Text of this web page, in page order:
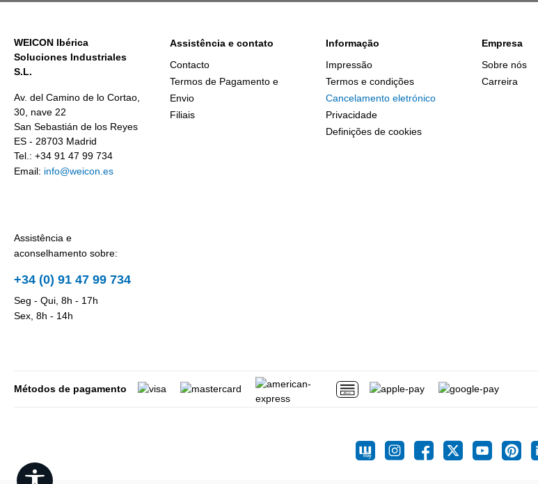
WEICON Ibérica
Soluciones Industriales
S.L.
Av. del Camino de lo Cortao,
30, nave 22
San Sebastián de los Reyes
ES - 28703 Madrid
Tel.: +34 91 47 99 734
Email: info@weicon.es
Assistência e
aconselhamento sobre:
+34 (0) 91 47 99 734
Seg - Qui, 8h - 17h
Sex, 8h - 14h
Assistência e contato
Contacto
Termos de Pagamento e
Envio
Filiais
Informação
Impressão
Termos e condições
Cancelamento eletrónico
Privacidade
Definições de cookies
Empresa
Sobre nós
Carreira
Métodos de pagamento
Show toolbar